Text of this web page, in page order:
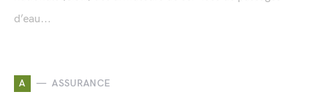
d’eau...
A ASSURANCE